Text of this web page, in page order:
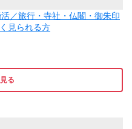
／旅行・寺社・仏閣・御朱印
見られる方
る